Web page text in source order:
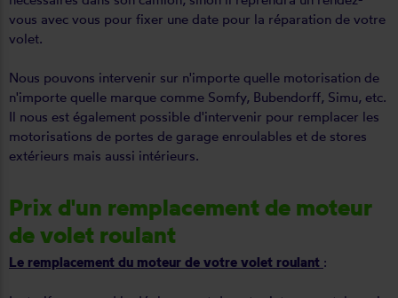
vous avec vous pour fixer une date pour la réparation de votre
volet.
Nous pouvons intervenir sur n'importe quelle motorisation de
n'importe quelle marque comme Somfy, Bubendorff, Simu, etc.
Il nous est également possible d'intervenir pour remplacer les
motorisations de portes de garage enroulables et de stores
extérieurs mais aussi intérieurs.
Prix d'un remplacement de moteur
de volet roulant
Le remplacement du moteur de votre volet roulant :